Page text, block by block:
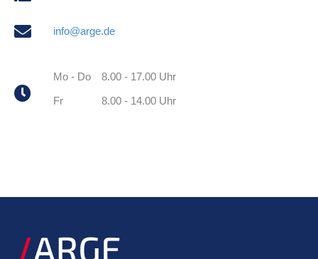
info@arge.de
Mo - Do 8.00 - 17.00 Uhr
Fr 8.00 - 14.00 Uhr